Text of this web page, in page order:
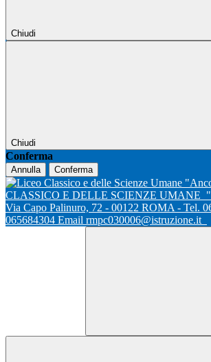
Chiudi
Chiudi
Conferma
Annulla Conferma
CLASSICO E DELLE SCIENZE UMANE
Via Capo Palinuro, 72 - 00122 ROMA - Tel.
065684304 Email rmpc030006@istruzione.it